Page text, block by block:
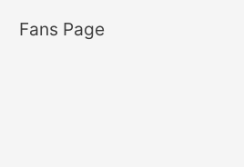
Fans Page